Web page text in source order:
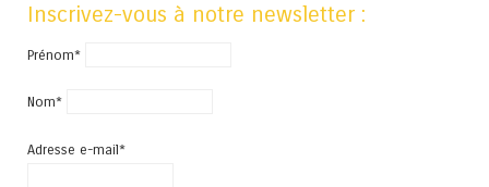
Inscrivez-vous à notre newsletter :
Prénom*
Nom*
Adresse e-mail*